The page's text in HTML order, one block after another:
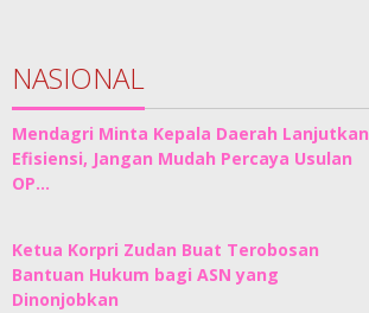
NASIONAL
Mendagri Minta Kepala Daerah Lanjutkan
Efisiensi, Jangan Mudah Percaya Usulan
OP…
Ketua Korpri Zudan Buat Terobosan
Bantuan Hukum bagi ASN yang
Dinonjobkan